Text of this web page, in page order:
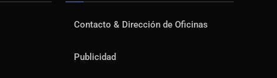
Contacto & Dirección de Oficinas
Publicidad